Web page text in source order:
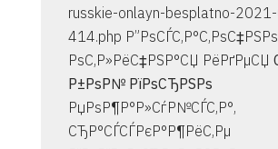
russkie-onlayn-besplatno-
414.php Р”РѕСЃС‚Р°С‚РѕС‡РЅРѕ
РѕС‚Р»РёС‡РЅР°СЏ РёРґРµСЏ
Р±РѕР№ РїРѕСЂРЅРѕ
РџРѕР¶Р°Р»СѓР№СЃС‚Р°,
СЂР°СЃСЃРєР°Р¶РёС‚Рµ